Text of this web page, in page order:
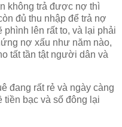
không trả được nợ thì
đủ thu nhập để trả nợ
lên rất to, và lại phải
nợ xấu như năm nào,
tất tần tật người dân và
đang rất rẻ và ngày càng
tiền bạc và số đông lại